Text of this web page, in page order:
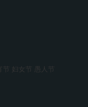
节 妇女节 愚人节